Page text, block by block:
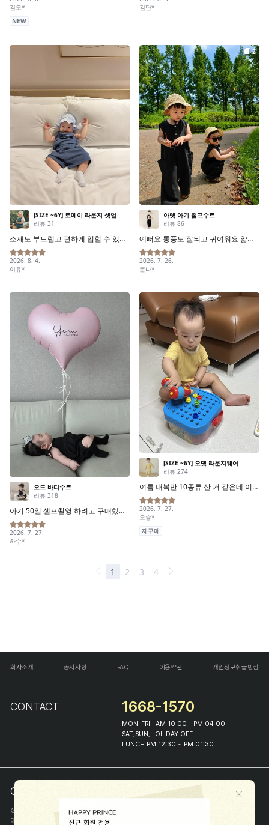
회사소개 공지사항 FAQ 이용약관 개인정보취급방침
CONTACT 1668-1570
MON-FRI : AM 10:00 - PM 04:00
SAT,SUN,HOLIDAY OFF
LUNCH PM 12:30 ~ PM 01:30
COMPANY INFO
상호
(주)해피프린스
대표
이화진